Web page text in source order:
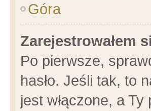
Góra
Zarejestrowałem
Po pierwsze,
hasło. Jeśli tak, to
jest włączone, a